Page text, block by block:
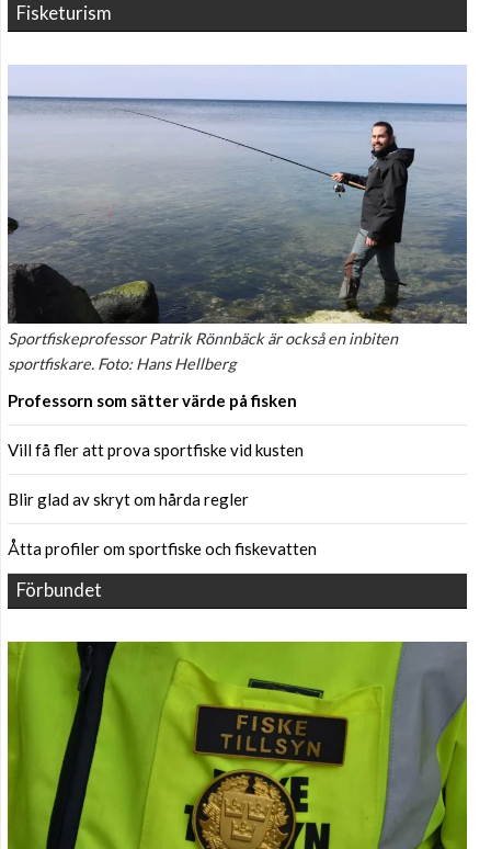
Fisketurism
Sportfiskeprofessor Patrik Rönnbäck är också en inbiten
sportfiskare. Foto: Hans Hellberg
Professorn som sätter värde på fisken
Vill få fler att prova sportfiske vid kusten
Blir glad av skryt om hårda regler
Åtta profiler om sportfiske och fiskevatten
Förbundet